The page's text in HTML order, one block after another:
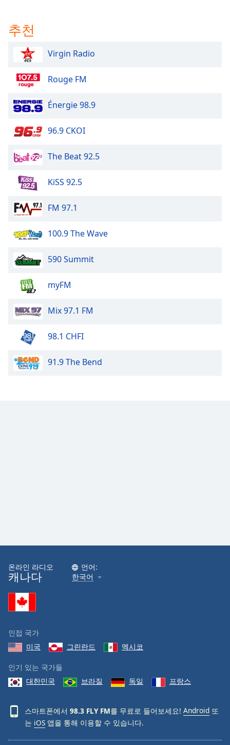
추천
Virgin Radio
Rouge FM
Énergie 98.9
96.9 CKOI
The Beat 92.5
KiSS 92.5
FM 97.1
100.9 The Wave
590 Summit
myFM
Mix 97.1 FM
98.1 CHFI
91.9 The Bend
온라인 라디오
캐나다
언어:
한국어
인접 국가
미국
그린란드 멕시코
인기 있는 국가들
대한민국
브라질 독일 프랑스
스마트폰에서 98.3 FLY FM를 무료로 들어보세요! Android 또
는 iOS 앱을 통해 이용할 수 있습니다.